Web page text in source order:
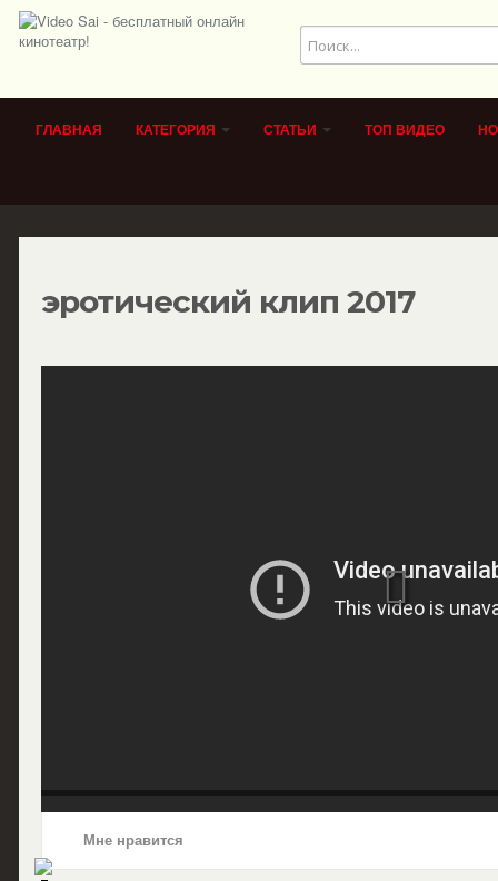
ГЛАВНАЯ КАТЕГОРИЯ СТАТЬИ ТОП ВИДЕО
эротический клип 2017
Мне нравится